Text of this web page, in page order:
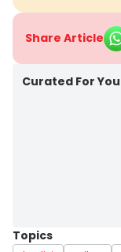
Share Article
Curated For You
Topics